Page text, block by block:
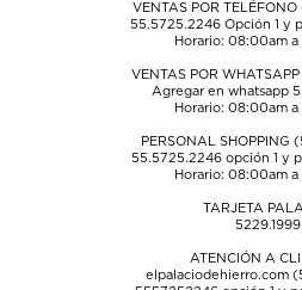
VENTAS POR
55.5725.2246Opción 1 y
Horario: 08:00am
VENTAS POR
Agregar en whatsapp
Horario: 08:00am
PERSONAL SHOPPING
55.5725.2246opción 1 y
Horario: 08:00am
TARJETA
5229.1999
ATENCIÓN A
elpalaciodehierro.com